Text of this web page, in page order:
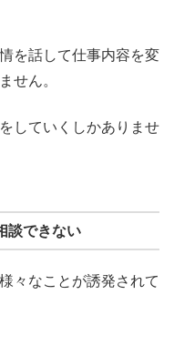
を話して仕事内容を変
せん。
していくしかありませ
談できない
々なことが誘発されて